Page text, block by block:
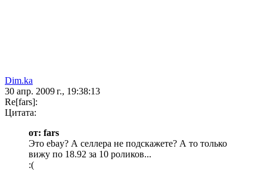
Dim.ka
30 апр. 2009 г., 19:38:13
Re[fars]:
Цитата:
от: fars
Это ebay? А селлера не подскажете? А то только
вижу по 18.92 за 10 роликов...
:(